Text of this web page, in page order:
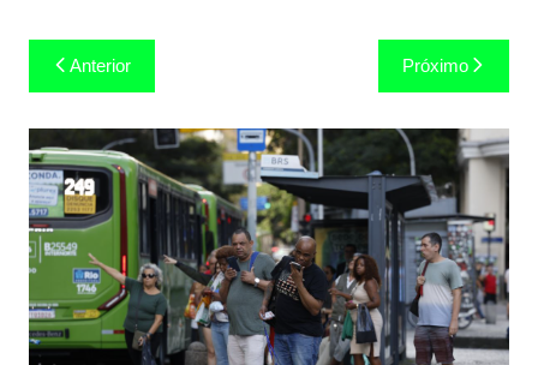
Navegação
de
Post
Anterior Próximo